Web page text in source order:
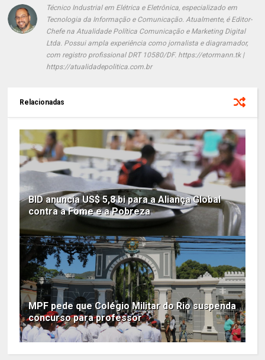
Técnico Industrial em Elétrica e Eletrônica, especializado em
Tecnologia da Informação e Comunicação. Atualmente, é Editor-
Chefe na Atualidade Política Comunicação e Marketing Digital
Ltda. Possui ampla experiência como jornalista e diagramador,
com registro profissional DRT 10580/DF. https://etormann.tk |
https://atualidadepolitica.com.br
Relacionadas
BID anuncia US$ 5,8 bi para a Aliança Global
contra a Fome e a Pobreza
MPF pede que Colégio Militar do Rio suspenda
concurso para professor